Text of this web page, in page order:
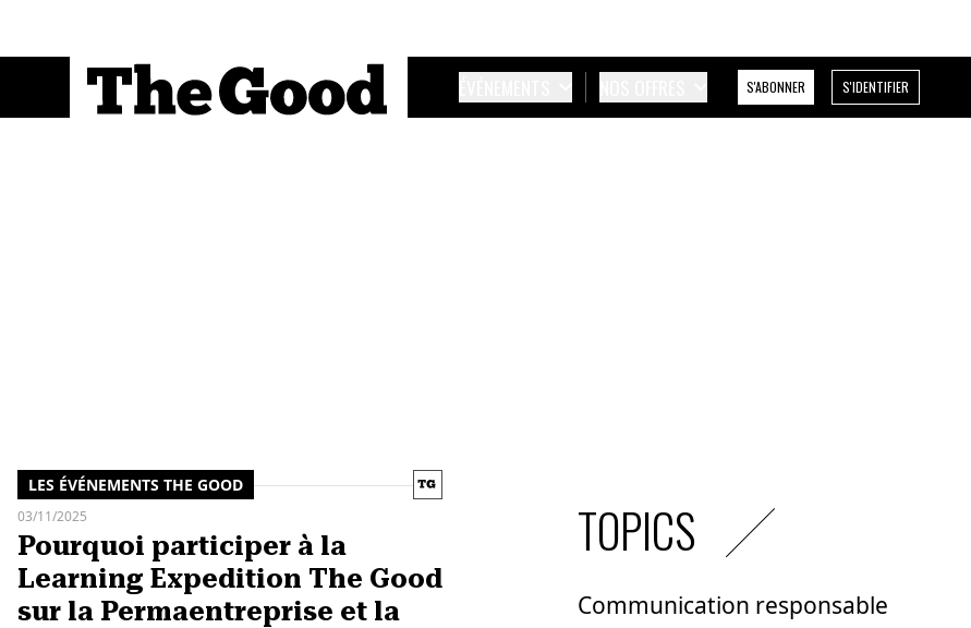
S'ABONNER S'IDENTIFIER
LES ÉVÉNEMENTS THE GOOD
03/11/2025
Pourquoi participer à la
Learning Expedition The Good
sur la Permaentreprise et la
TOPICS
Communication responsable